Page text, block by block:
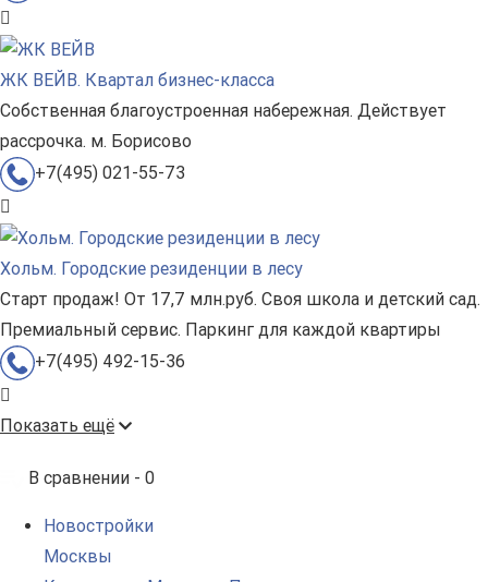
ЖК ВЕЙВ. Квартал бизнес-класса
Собственная благоустроенная набережная. Действует
рассрочка. м. Борисово
+7(495) 021-55-73
Хольм. Городские резиденции в лесу
Старт продаж! От 17,7 млн.руб. Своя школа и детский сад.
Премиальный сервис. Паркинг для каждой квартиры
+7(495) 492-15-36
Показать ещё
В сравнении - 0
Новостройки
Москвы